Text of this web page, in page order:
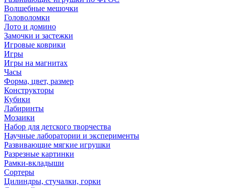
Волшебные мешочки
Головоломки
Лото и домино
Замочки и застежки
Игровые коврики
Игры
Игры на магнитах
Часы
Форма, цвет, размер
Конструкторы
Кубики
Лабиринты
Мозаики
Набор для детского творчества
Научные лаборатории и эксперименты
Развивающие мягкие игрушки
Разрезные картинки
Рамки-вкладыши
Сортеры
Цилиндры, стучалки, горки